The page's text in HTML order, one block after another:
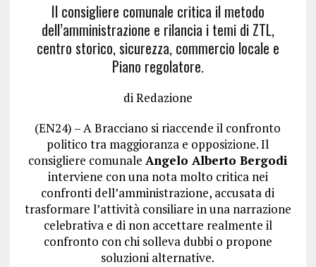
Il consigliere comunale critica il metodo
dell’amministrazione e rilancia i temi di ZTL,
centro storico, sicurezza, commercio locale e
Piano regolatore.
di Redazione
(EN24) – A Bracciano si riaccende il confronto
politico tra maggioranza e opposizione. Il
consigliere comunale Angelo Alberto Bergodi
interviene con una nota molto critica nei
confronti dell’amministrazione, accusata di
trasformare l’attività consiliare in una narrazione
celebrativa e di non accettare realmente il
confronto con chi solleva dubbi o propone
soluzioni alternative.